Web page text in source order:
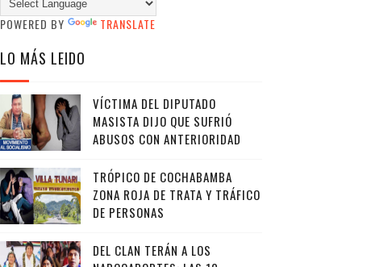
POWERED BY TRANSLATE
LO MÁS LEIDO
VÍCTIMA DEL DIPUTADO
MASISTA DIJO QUE SUFRIÓ
ABUSOS CON ANTERIORIDAD
TRÓPICO DE COCHABAMBA
ZONA ROJA DE TRATA Y TRÁFICO
DE PERSONAS
DEL CLAN TERÁN A LOS